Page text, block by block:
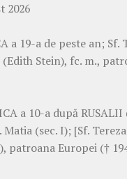
2026
a 19-a de peste an; Sf.
Stein), fc. m.,
a 10-a după
(sec. I); [Sf.
patroana Europei (†